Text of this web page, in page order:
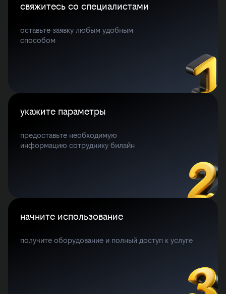
свяжитесь со специалистами
оставьте заявку любым удобным
способом
укажите параметры
предоставьте необходимую
информацию сотруднику билайн
начните использование
получите оборудование и полный доступ к услуге